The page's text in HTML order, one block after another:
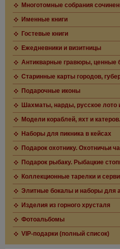
Многотомные собрания
Именные книги
Гостевые книги
Ежедневники и визитницы
Антикварные гравюры, ценные
Старинные карты городов,
Подарочные иконы
Шахматы, нарды, русское лото
Модели кораблей, яхт и
Наборы для пикника в кейсах
Подарок охотнику. Охотничьи
Подарок рыбаку. Рыбацкие
Коллекционные тарелки и
Элитные бокалы и наборы для
Изделия из горного хрусталя
Фотоальбомы
VIP-подарки (полный список)